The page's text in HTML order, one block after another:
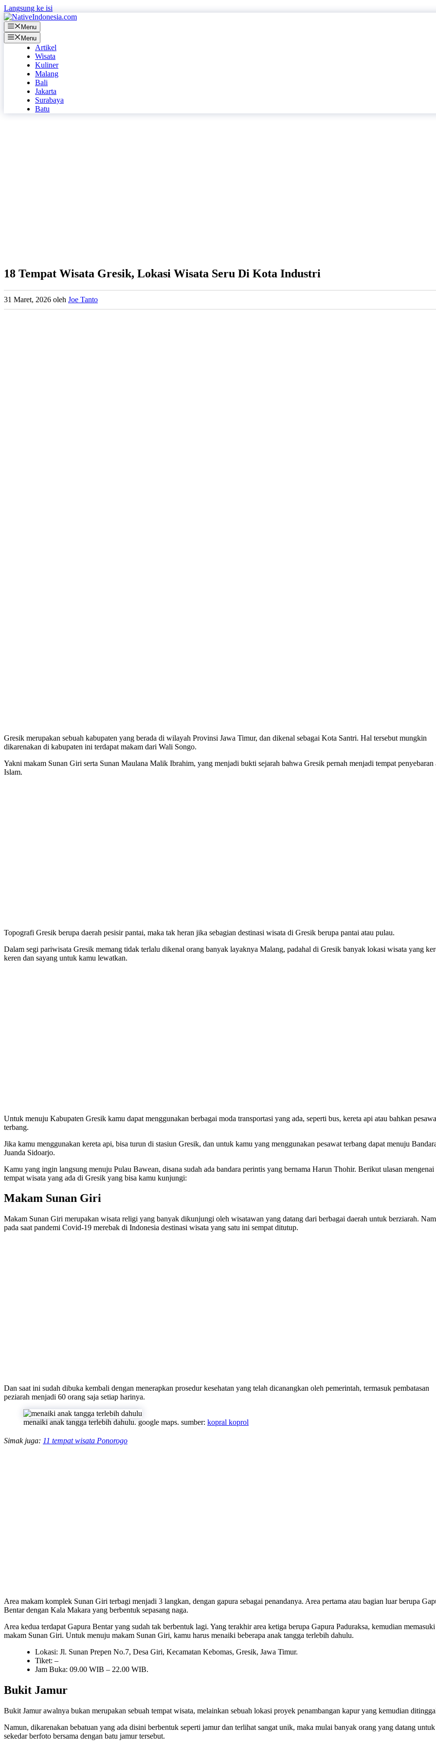
Langsung ke isi
Menu
Menu
Artikel
Wisata
Kuliner
Malang
Bali
Jakarta
Surabaya
Batu
18 Tempat Wisata Gresik, Lokasi Wisata Seru Di Kota Industri
31 Maret, 2026 oleh Joe Tanto
Gresik merupakan sebuah kabupaten yang berada di wilayah Provinsi Jawa Timur, dan dikenal sebagai Kota Santri. Hal tersebut mungkin
dikarenakan di kabupaten ini terdapat makam dari Wali Songo.
Yakni makam Sunan Giri serta Sunan Maulana Malik Ibrahim, yang menjadi bukti sejarah bahwa Gresik pernah menjadi tempat penyebaran
Islam.
Topografi Gresik berupa daerah pesisir pantai, maka tak heran jika sebagian destinasi wisata di Gresik berupa pantai atau pulau.
Dalam segi pariwisata Gresik memang tidak terlalu dikenal orang banyak layaknya Malang, padahal di Gresik banyak lokasi wisata yang
keren dan sayang untuk kamu lewatkan.
Untuk menuju Kabupaten Gresik kamu dapat menggunakan berbagai moda transportasi yang ada, seperti bus, kereta api atau bahkan
terbang.
Jika kamu menggunakan kereta api, bisa turun di stasiun Gresik, dan untuk kamu yang menggunakan pesawat terbang dapat menuju
Juanda Sidoarjo.
Kamu yang ingin langsung menuju Pulau Bawean, disana sudah ada bandara perintis yang bernama Harun Thohir. Berikut ulasan mengenai
tempat wisata yang ada di Gresik yang bisa kamu kunjungi:
Makam Sunan Giri
Makam Sunan Giri merupakan wisata religi yang banyak dikunjungi oleh wisatawan yang datang dari berbagai daerah untuk berziarah.
pada saat pandemi Covid-19 merebak di Indonesia destinasi wisata yang satu ini sempat ditutup.
Dan saat ini sudah dibuka kembali dengan menerapkan prosedur kesehatan yang telah dicanangkan oleh pemerintah, termasuk pembatasan
peziarah menjadi 60 orang saja setiap harinya.
menaiki anak tangga terlebih dahulu. google maps. sumber: kopral koprol
Simak juga: 11 tempat wisata Ponorogo
Area makam komplek Sunan Giri terbagi menjadi 3 langkan, dengan gapura sebagai penandanya. Area pertama atau bagian luar berupa
Bentar dengan Kala Makara yang berbentuk sepasang naga.
Area kedua terdapat Gapura Bentar yang sudah tak berbentuk lagi. Yang terakhir area ketiga berupa Gapura Paduraksa, kemudian memasuki
makam Sunan Giri. Untuk menuju makam Sunan Giri, kamu harus menaiki beberapa anak tangga terlebih dahulu.
Lokasi: Jl. Sunan Prepen No.7, Desa Giri, Kecamatan Kebomas, Gresik, Jawa Timur.
Tiket: –
Jam Buka: 09.00 WIB – 22.00 WIB.
Bukit Jamur
Bukit Jamur awalnya bukan merupakan sebuah tempat wisata, melainkan sebuah lokasi proyek penambangan kapur yang kemudian
Namun, dikarenakan bebatuan yang ada disini berbentuk seperti jamur dan terlihat sangat unik, maka mulai banyak orang yang datang untuk
sekedar berfoto bersama dengan batu jamur tersebut.